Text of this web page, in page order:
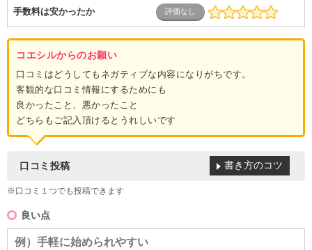
手数料は安かったか
コエシルからのお願い
口コミはどうしてもネガティブな内容になりがちです。
客観的な口コミ情報にするためにも
良かったこと、悪かったこと
どちらもご記入頂けるとうれしいです
口コミ投稿
※口コミ１つでも投稿できます
書き方のコツ
良い点